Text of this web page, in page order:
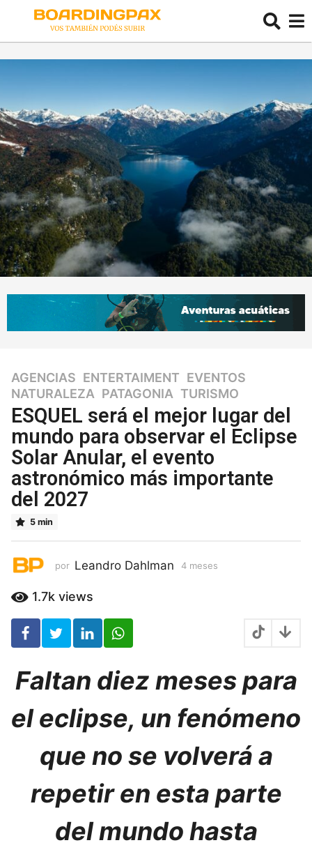
4
m
e
s
e
s
m
e
AGENCIAS ,ENTERTAIMENT ,EVENTOS
NATURALEZA ,PATAGONIA ,TURISMO
ESQUEL será el mejor lugar del
mundo para observar el Eclipse
Solar Anular, el evento
astronómico más importante
del 2027
5 min
por Leandro Dahlman 4 meses
1.7k views
Faltan diez meses para
el eclipse, un fenómeno
que no se volverá a
repetir en esta parte
del mundo hasta